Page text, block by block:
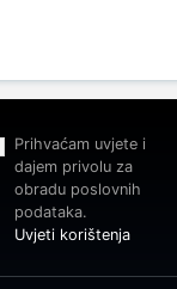
Prihvaćam uvjete i
dajem privolu za
obradu poslovnih
podataka.
Uvjeti korištenja